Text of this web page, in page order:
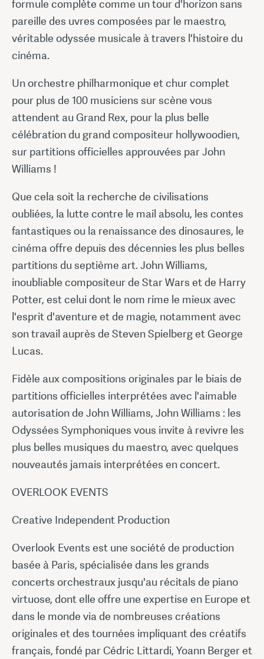
formule complète comme un tour d'horizon sans
pareille des uvres composées par le maestro,
véritable odyssée musicale à travers l'histoire du
cinéma.
Un orchestre philharmonique et chur complet
pour plus de 100 musiciens sur scène vous
attendent au Grand Rex, pour la plus belle
célébration du grand compositeur hollywoodien,
sur partitions officielles approuvées par John
Williams !
Que cela soit la recherche de civilisations
oubliées, la lutte contre le mail absolu, les contes
fantastiques ou la renaissance des dinosaures, le
cinéma offre depuis des décennies les plus belles
partitions du septième art. John Williams,
inoubliable compositeur de Star Wars et de Harry
Potter, est celui dont le nom rime le mieux avec
l'esprit d'aventure et de magie, notamment avec
son travail auprès de Steven Spielberg et George
Lucas.
Fidèle aux compositions originales par le biais de
partitions officielles interprétées avec l'aimable
autorisation de John Williams, John Williams : les
Odyssées Symphoniques vous invite à revivre les
plus belles musiques du maestro, avec quelques
nouveautés jamais interprétées en concert.
OVERLOOK EVENTS
Creative Independent Production
Overlook Events est une société de production
basée à Paris, spécialisée dans les grands
concerts orchestraux jusqu'au récitals de piano
virtuose, dont elle offre une expertise en Europe et
dans le monde via de nombreuses créations
originales et des tournées impliquant des créatifs
français, fondé par Cédric Littardi, Yoann Berger et